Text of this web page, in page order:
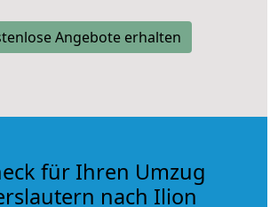
Angebote erhalten
für Ihren Umzug
nach Ilion